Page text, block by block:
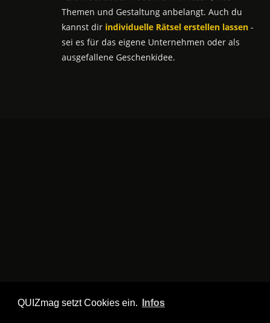
QUIZmag setzt Cookies ein. Infos
Themen und Gestaltung anbelangt. Auch du
kannst dir individuelle Rätsel erstellen lassen -
sei es für das eigene Unternehmen oder als
ausgefallene Geschenkidee.